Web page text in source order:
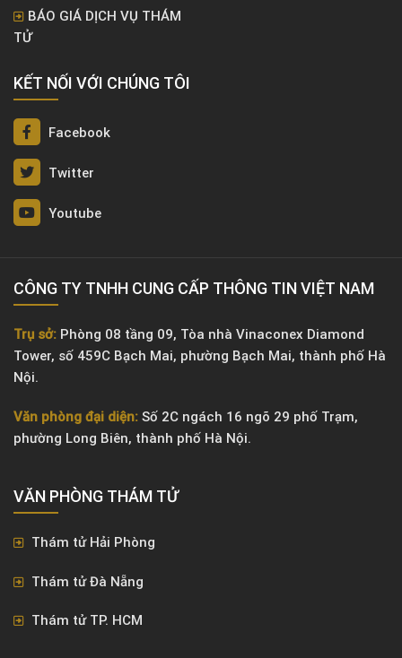
BÁO GIÁ DỊCH VỤ THÁM
TỬ
KẾT NỐI VỚI CHÚNG TÔI
Facebook
Twitter
Youtube
CÔNG TY TNHH CUNG CẤP THÔNG TIN VIỆT NAM
Trụ sở: Phòng 08 tầng 09, Tòa nhà Vinaconex Diamond
Tower, số 459C Bạch Mai, phường Bạch Mai, thành phố Hà
Nội.
Văn phòng đại diện: Số 2C ngách 16 ngõ 29 phố Trạm,
phường Long Biên, thành phố Hà Nội.
VĂN PHÒNG ​THÁM TỬ
Thám tử Hải Phòng
Thám tử Đà Nẵng
Thám tử TP. HCM